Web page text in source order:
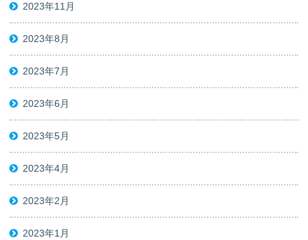
2023年11月
2023年8月
2023年7月
2023年6月
2023年5月
2023年4月
2023年2月
2023年1月